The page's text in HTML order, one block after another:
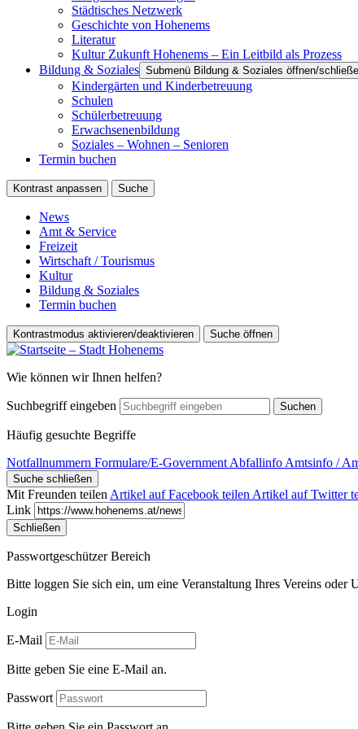
Städtisches Netzwerk
Geschichte von Hohenems
Literatur
Kultur Zukunft Hohenems – Ein Leitbild als Prozess
Bildung & Soziales Submenü Bildung & Soziales öffnen/
Kindergärten und Kinderbetreuung
Schulen
Schülerbetreuung
Erwachsenenbildung
Soziales – Wohnen – Senioren
Termin buchen
Kontrast anpassen Suche
News
Amt & Service
Freizeit
Wirtschaft / Tourismus
Kultur
Bildung & Soziales
Termin buchen
Kontrastmodus aktivieren/deaktivieren Suche öffnen
Wie können wir Ihnen helfen?
Suchbegriff eingeben Suchen
Häufig gesuchte Begriffe
Notfallnummern Formulare/E-Government Abfallinfo Amtsinfo /
Suche schließen
Mit Freunden teilen Artikel auf Facebook teilen Artikel auf Twitter
Link
Schließen
Passwortgeschützer Bereich
Bitte loggen Sie sich ein, um eine Veranstaltung Ihres Vereins oder
Login
E-Mail
Bitte geben Sie eine E-Mail an.
Passwort